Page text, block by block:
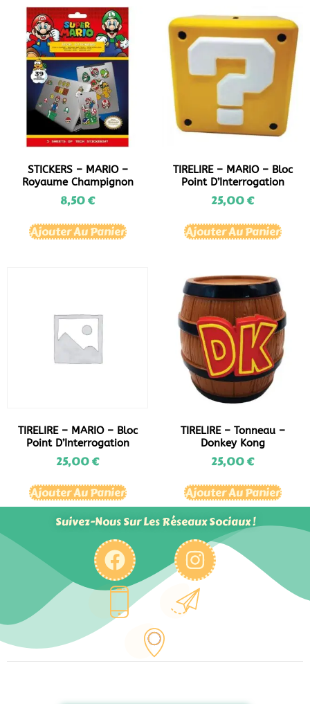
STICKERS – MARIO –
Royaume Champignon
8,50€
Ajouter Au Panier
TIRELIRE – MARIO – Bloc
Point D’Interrogation
25,00€
Ajouter Au Panier
TIRELIRE – MARIO – Bloc
Point D’Interrogation
25,00€
Ajouter Au Panier
TIRELIRE – Tonneau –
Donkey Kong
25,00€
Ajouter Au Panier
Suivez-Nous Sur Les Réseaux Sociaux !